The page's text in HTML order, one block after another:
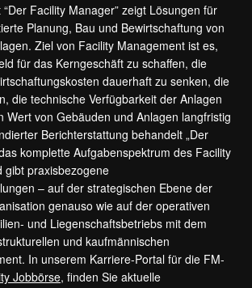
Facility Manager” zeigt Lösungen für
Planung, Bau und Bewirtschaftung von
Ziel von Facility Management ist es,
für das Kerngeschäft zu schaffen, die
dauerhaft zu senken, die
die technische Verfügbarkeit der Anlagen
Wert von Gebäuden und Anlagen langfristig
Berichterstattung behandelt „Der
komplette Aufgabenspektrum des Facility
gibt praxisbezogene
– auf der strategischen Ebene der
genauso wie auf der operativen
und Liegenschaftsbetriebs mit dem
und kaufmännischen
In unserem Karriere-Portal für die FM-
Jobbörse, finden Sie aktuelle